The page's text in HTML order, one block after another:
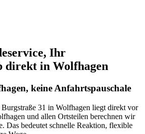
Ihr
direkt in Wolfhagen
keine Anfahrtspauschale
31 in Wolfhagen liegt direkt vor
und allen Ortsteilen berechnen wir
Das bedeutet schnelle Reaktion, flexible